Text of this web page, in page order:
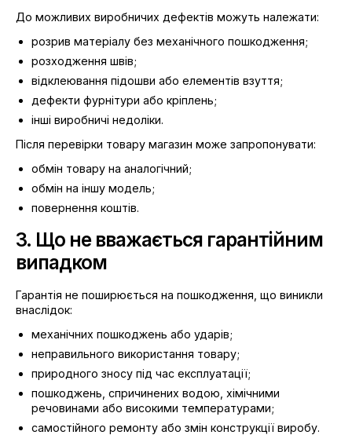
До можливих виробничих дефектів можуть належати:
розрив матеріалу без механічного пошкодження;
розходження швів;
відклеювання підошви або елементів взуття;
дефекти фурнітури або кріплень;
інші виробничі недоліки.
Після перевірки товару магазин може запропонувати:
обмін товару на аналогічний;
обмін на іншу модель;
повернення коштів.
3. Що не вважається гарантійним
випадком
Гарантія не поширюється на пошкодження, що виникли
внаслідок:
механічних пошкоджень або ударів;
неправильного використання товару;
природного зносу під час експлуатації;
пошкоджень, спричинених водою, хімічними
речовинами або високими температурами;
самостійного ремонту або змін конструкції виробу.